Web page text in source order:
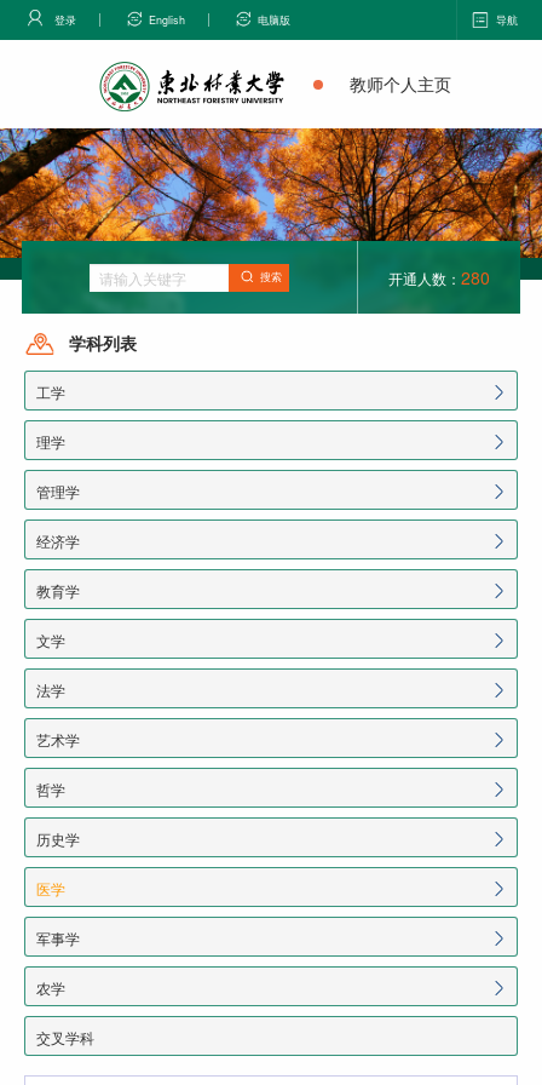
登录 English 电脑版 导航
教师个人主页
搜索 开通人数： 280
学科列表
工学
理学
管理学
经济学
教育学
文学
法学
艺术学
哲学
历史学
医学
军事学
农学
交叉学科